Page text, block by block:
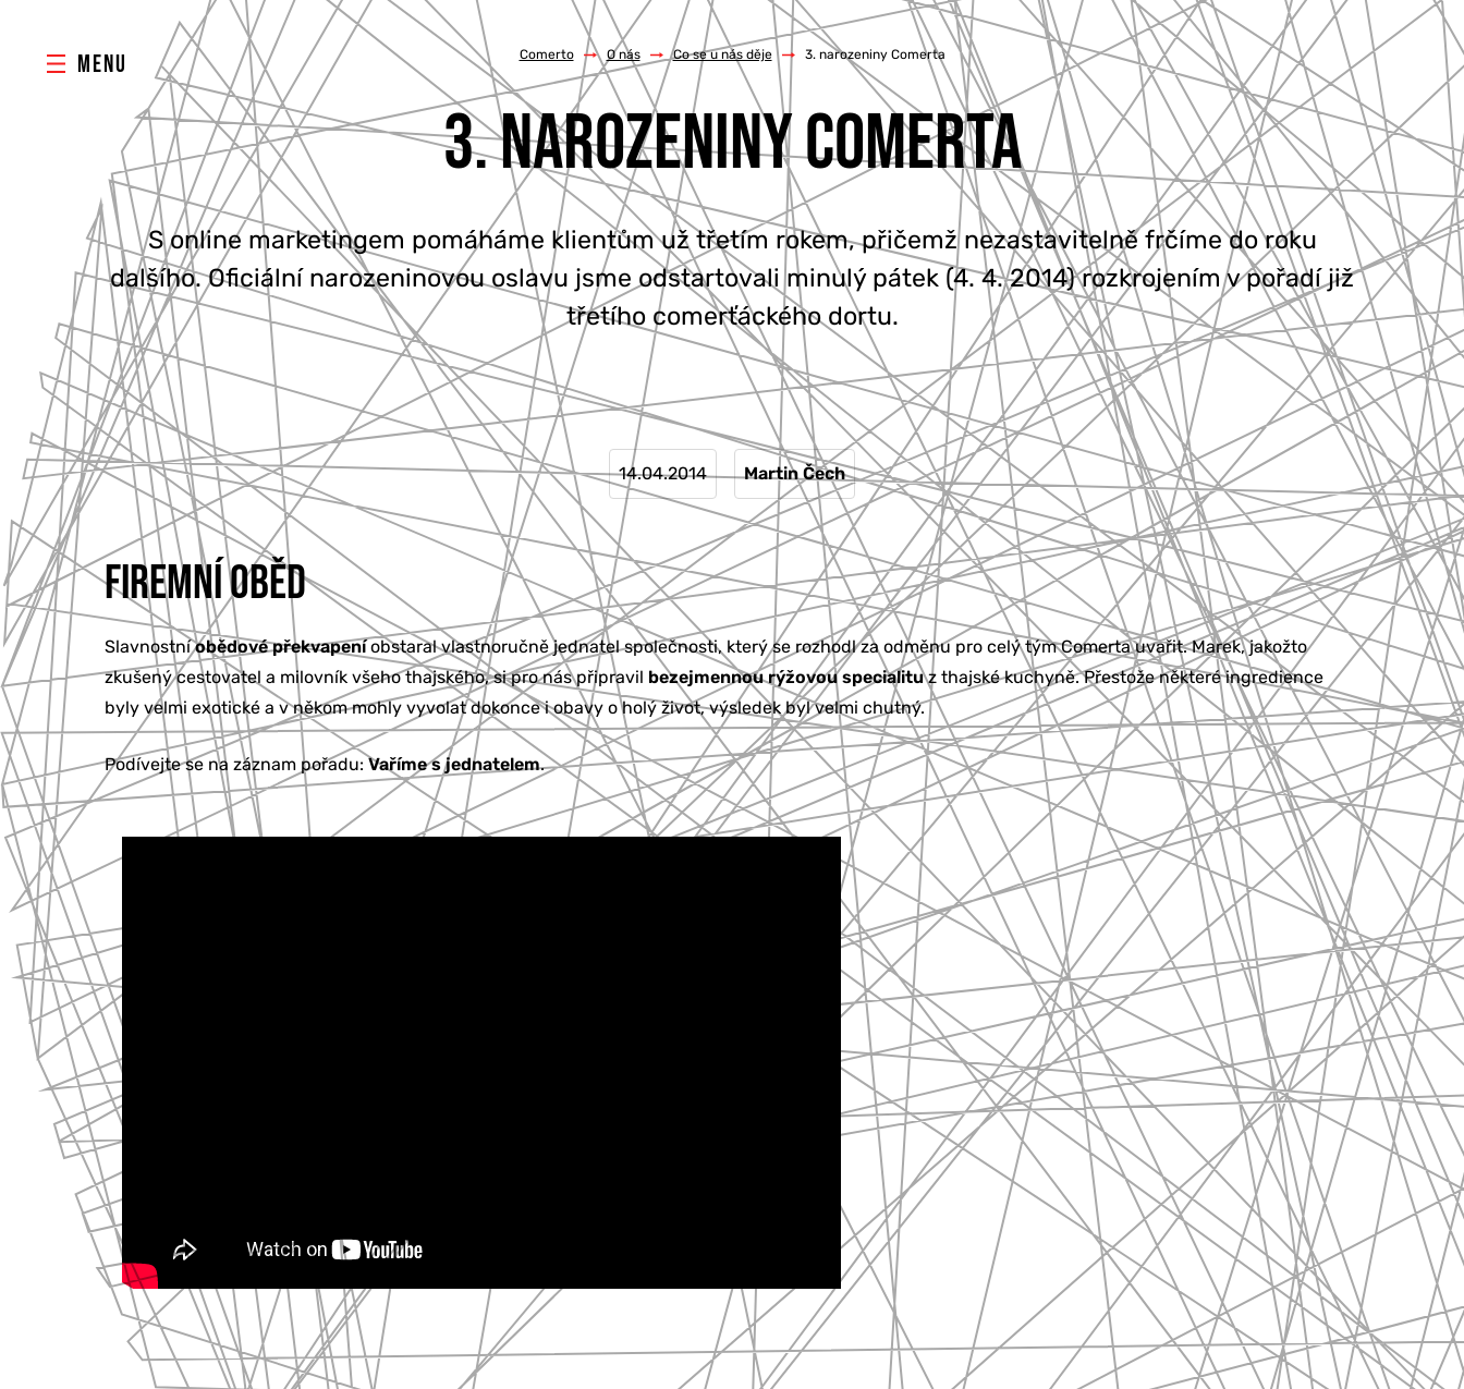
MENU Comerto / O nás / Co se u nás děje / 3. narozeniny Comerta
3. NAROZENINY COMERTA
S online marketingem pomáháme klientům už třetím rokem, přičemž nezastavitelně frčíme do roku
dalšího. Oficiální narozeninovou oslavu jsme odstartovali minulý pátek (4. 4. 2014) rozkrojením v pořadí již
třetího comerťáckého dortu.
14.04.2014 Martin Čech
FIREMNÍ OBĚD
Slavnostníobědové překvapeníobstaral vlastnoručně jednatel společnosti, který se rozhodl za odměnu pro celý tým Comerta uvařit. Marek, jakožto
zkušený cestovatel a milovník všeho thajského, si pro nás připravil bezejmennou rýžovou specialituz thajské kuchyně. Přestože některé ingredience
byly velmi exotické a v někom mohly vyvolat dokonce i obavy o holý život, výsledek byl velmi chutný.
Podívejte se na záznam pořadu: Vaříme s jednatelem.